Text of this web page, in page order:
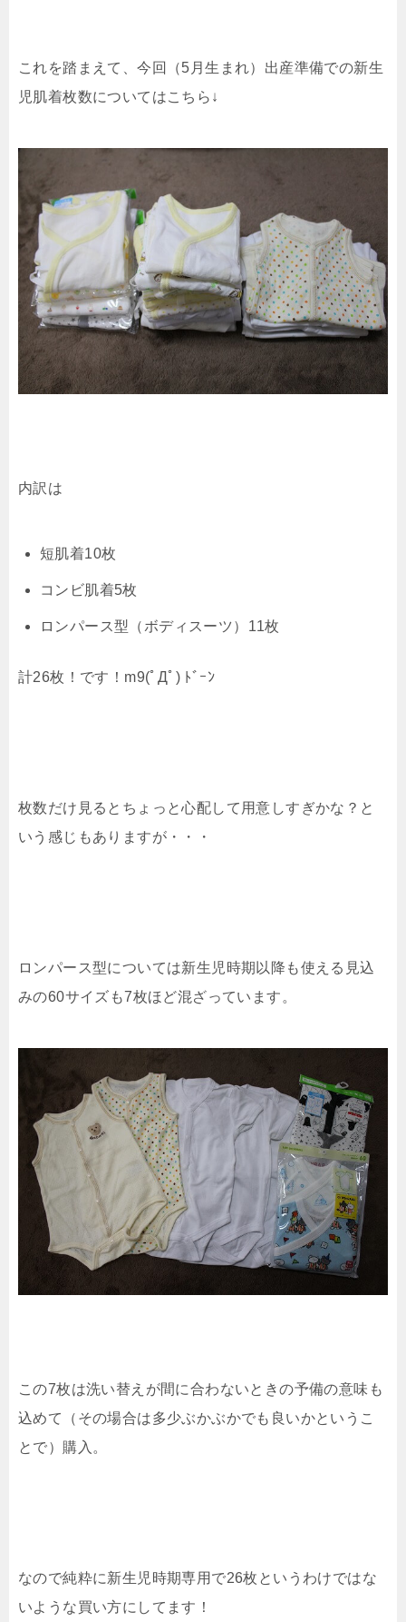
これを踏まえて、今回（5月生まれ）出産準備での新生
児肌着枚数についてはこちら↓
内訳は
短肌着10枚
コンビ肌着5枚
ロンパース型（ボディスーツ）11枚
計26枚！です！m9(ﾟДﾟ) ﾄﾞｰﾝ
枚数だけ見るとちょっと心配して用意しすぎかな？と
いう感じもありますが・・・
ロンパース型については新生児時期以降も使える見込
みの60サイズも7枚ほど混ざっています。
この7枚は洗い替えが間に合わないときの予備の意味も
込めて（その場合は多少ぶかぶかでも良いかというこ
とで）購入。
なので純粋に新生児時期専用で26枚というわけではな
いような買い方にしてます！